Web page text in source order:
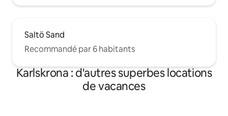
Saltö Sand
Recommandé par 6 habitants
Karlskrona : d'autres superbes locations
de vacances